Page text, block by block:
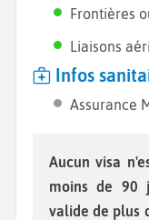
Frontières
Liaisons
Infos
Assurance
Aucun visa n'est nécessaire pour un séjour de
moins de 90
valide de plus